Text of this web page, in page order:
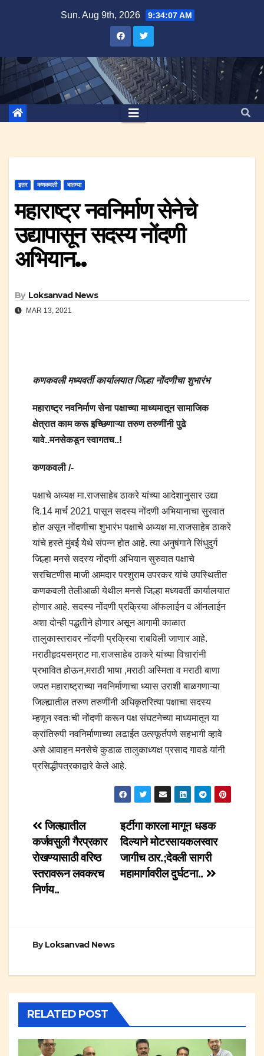
Sun. Aug 9th, 2026 9:34:08 AM
इतर कणकवली बातम्या
महाराष्ट्र नवनिर्माण सेनेचे
उद्यापासून सदस्य नोंदणी
अभियान..
By Loksanvad News
MAR 13, 2021
कणकवली मध्यवर्ती कार्यालयात जिल्हा नोंदणीचा शुभारंभ
महाराष्ट्र नवनिर्माण सेना पक्षाच्या माध्यमातून सामाजिक
क्षेत्रात काम करू इच्छिणाऱ्या तरुण तरुणींनी पुढे
यावे..मनसेकडून स्वागतच..!
कणकवली /-
पक्षाचे अध्यक्ष मा.राजसाहेब ठाकरे यांच्या आदेशानुसार उद्या
दि.14 मार्च 2021 पासून सदस्य नोंदणी अभियानाचा सुरवात
होत असून नोंदणीचा शुभारंभ पक्षाचे अध्यक्ष मा.राजसाहेब ठाकरे
यांचे हस्ते मुंबई येथे संपन्न होत आहे. त्या अनुषंगाने सिंधुदुर्ग
जिल्हा मनसे सदस्य नोंदणी अभियान सुरुवात पक्षाचे
सरचिटणीस माजी आमदार परशुराम उपरकर यांचे उपस्थितीत
कणकवली तेलीआळी येथील मनसे जिल्हा मध्यवर्ती कार्यालयात
होणार आहे. सदस्य नोंदणी प्रक्रिया ऑफलाईन व ऑनलाईन
अशा दोन्ही पद्धतीने होणार असून आगामी काळात
तालुकास्तरावर नोंदणी प्रक्रिया राबविली जाणार आहे.
मराठीहृदयसम्राट मा.राजसाहेब ठाकरे यांच्या विचारांनी
प्रभावित होऊन,मराठी भाषा ,मराठी अस्मिता व मराठी बाणा
जपत महाराष्ट्राच्या नवनिर्माणाचा ध्यास उराशी बाळगणाऱ्या
जिल्ह्यातील तरुण तरुणींनी अधिकृतरित्या पक्षाचा सदस्य
म्हणून स्वतःची नोंदणी करून पक्ष संघटनेच्या माध्यमातून या
क्रांतिरुपी नवनिर्माणाच्या लढाईत उत्स्फूर्तपणे सहभागी व्हावे
असे आवाहन मनसेचे कुडाळ तालुकाध्यक्ष प्रसाद गावडे यांनी
प्रसिद्धीपत्रकाद्वारे केले आहे.
Post
navigation
इर्टीगा कारला मागून धडक
दिल्याने मोटरसायकलस्वार
जागीच ठार.;देवली सागरी
महामार्गावरील दुर्घटना..
जिल्ह्यातील
कर्जवसुली गैरप्रकार
रोखण्यासाठी वरिष्ठ
स्तरावरून लवकरच
निर्णय..
ByLoksanvad News
RELATED POST